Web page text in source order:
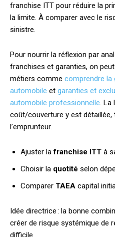
franchise ITT pour réduire la
la limite. À comparer avec le
sinistre.
Pour nourrir la réflexion par
franchises et garanties, on
métiers comme comprendre
automobile et garanties et
automobile professionnelle. La
coût/couverture y est
l’emprunteur.
Ajuster lafranchise ITT à
Choisir la quotité selon
Comparer TAEA capital
Idée directrice : la bonne
créer de risque systémique de
difficile.